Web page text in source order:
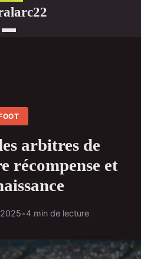
arbitres de
récompense et
•4 min de lecture